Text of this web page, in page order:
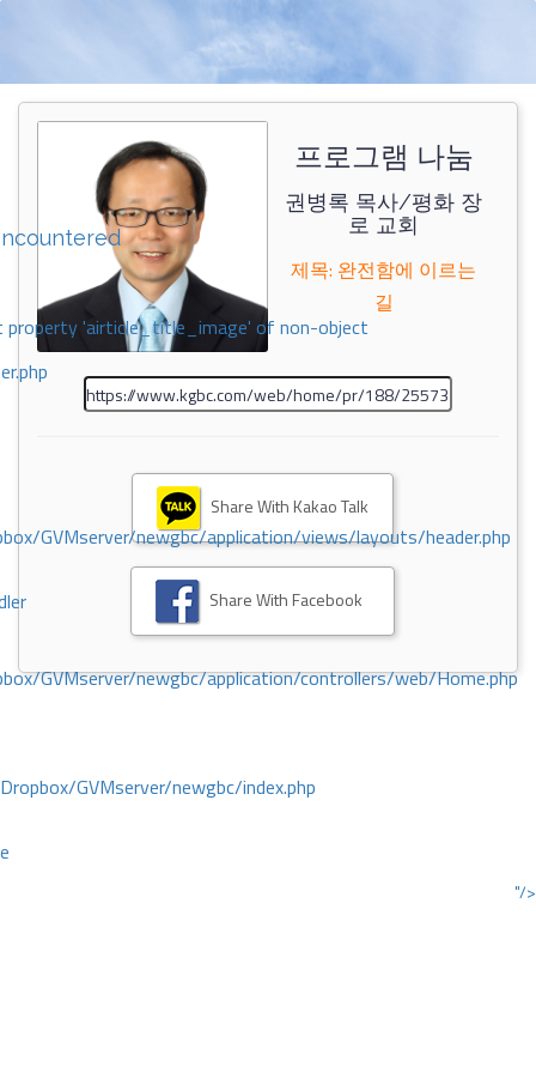
property 'airticle_title_image' of non-object
GVMserver/newgbc/application/views/layouts/header.php
GVMserver/newgbc/application/controllers/web/Home.php
GVMserver/newgbc/index.php
"/>
프로그램 나눔
권병록 목사/평화 장
로 교회
제목: 완전함에 이르는
길
Share With Kakao Talk
Share With Facebook